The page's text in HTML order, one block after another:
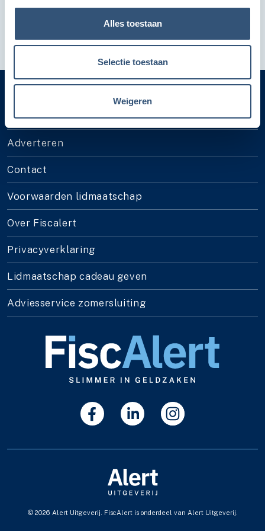
Alles toestaan
Selectie toestaan
Weigeren
Huis kopen
Hier kun je inloggen
Categorieën
Adverteren
Contact
Voorwaarden lidmaatschap
Over Fiscalert
Privacyverklaring
Lidmaatschap cadeau geven
Adviesservice zomersluiting
© 2026 Alert Uitgeverij. FiscAlert is onderdeel van Alert Uitgeverij.